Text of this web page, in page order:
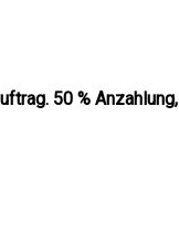
50 %